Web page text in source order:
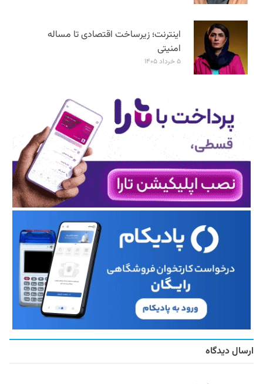
اینترنت؛ زیرساخت اقتصادی تا مساله
امنیتی
۵ خرداد ۱۴۰۵
ارسال دیدگاه